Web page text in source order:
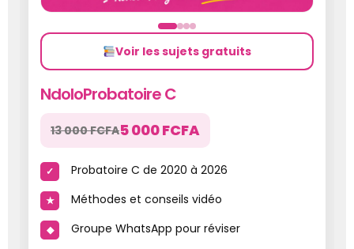
Voir les sujets gratuits
NdoloProbatoire C
13 000 FCFA5 000 FCFA
Probatoire C de 2020 à 2026
Méthodes et conseils vidéo
Groupe WhatsApp pour réviser